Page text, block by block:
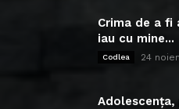
Crima de a
iau cu mine...
Codlea 24